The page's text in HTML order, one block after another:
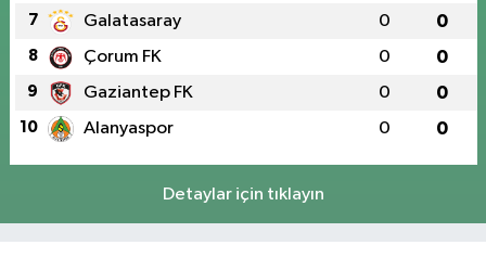
7 Galatasaray 0 0
8 Çorum FK 0 0
9 Gaziantep FK 0 0
10 Alanyaspor 0 0
Detaylar için tıklayın